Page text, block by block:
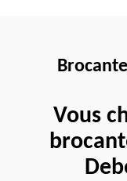
Vous